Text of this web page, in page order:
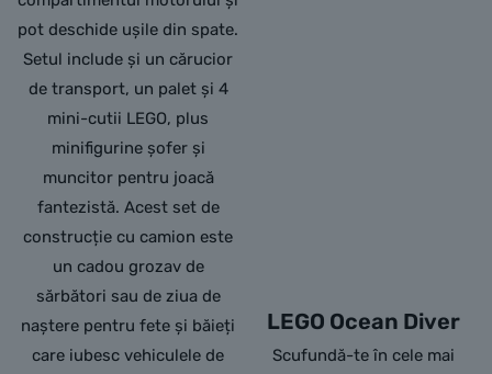
pot deschide ușile din spate.
Setul include și un cărucior
de transport, un palet și 4
mini-cutii LEGO, plus
minifigurine șofer și
muncitor pentru joacă
fantezistă. Acest set de
construcție cu camion este
un cadou grozav de
sărbători sau de ziua de
naștere pentru fete și băieți
care iubesc vehiculele de
LEGO Ocean Diver
Scufundă-te în cele mai